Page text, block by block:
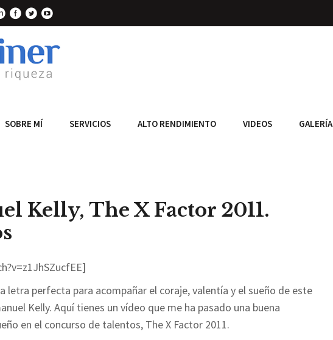
SOBRE MÍ SERVICIOS ALTO RENDIMIENTO VIDEOS GALERÍA
Kelly, The X Factor 2011.
letra perfecta para acompañar el coraje, valentía y el sueño de este
Kelly. Aquí tienes un vídeo que me ha pasado una buena
en el concurso de talentos, The X Factor 2011.